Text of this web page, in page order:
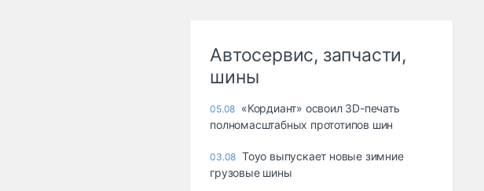
Автосервис, запчасти,
шины
05.08 «Кордиант» освоил 3D-печать
полномасштабных прототипов шин
03.08 Toyo выпускает новые зимние
грузовые шины